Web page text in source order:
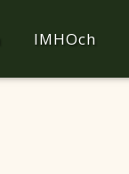
IMHOch